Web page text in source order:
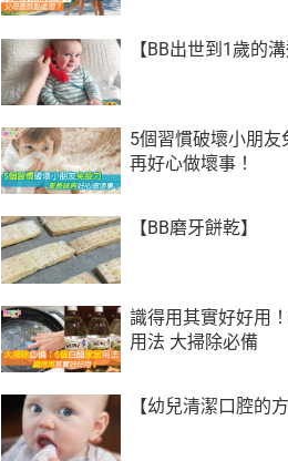
【BB出世到1歲的
5個習慣破壞小朋友
再好心做壞事！
【BB磨牙餅乾】
識得用其實好好用
用法 大掃除必備
【幼兒清潔口腔的方